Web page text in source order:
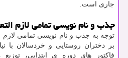
جاری است.
جذب و نام نویسی تمامی لازم
توجه به جذب و نام نویسی تمامی لازم
بر دختران روستایی و خردسالان با
فاکتور های دوره ی ابتدایی،